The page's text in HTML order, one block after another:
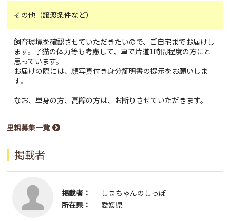
その他（譲渡条件など）
飼育環境を確認させていただきたいので、ご自宅までお届けし
ます。子猫の体力等も考慮して、車で片道1時間程度の方にと
思っています。
お届けの際には、顔写真付き身分証明書の提示をお願いしま
す。
なお、単身の方、高齢の方は、お断りさせていただきます。
里親募集一覧
掲載者
掲載者：
しまちゃんのしっぽ
所在県：
愛媛県